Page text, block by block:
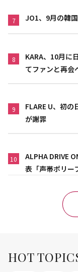
7 JO1、9月の韓
8
KARA、10月に
てファンと再会
9
FLARE U、初
が謝罪
10
ALPHA DRIVE
表「声帯ポリー
HOT